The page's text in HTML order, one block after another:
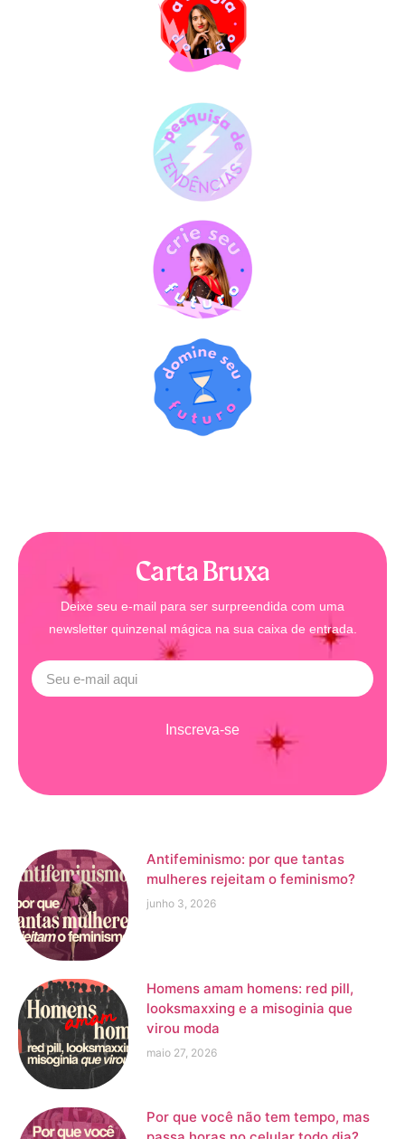
Carta Bruxa
Deixe seu e-mail para ser surpreendida com uma
newsletter quinzenal mágica na sua caixa de entrada.
Inscreva-se
Antifeminismo: por que tantas
mulheres rejeitam o feminismo?
junho 3, 2026
Homens amam homens: red pill,
looksmaxxing e a misoginia que
virou moda
maio 27, 2026
Por que você não tem tempo, mas